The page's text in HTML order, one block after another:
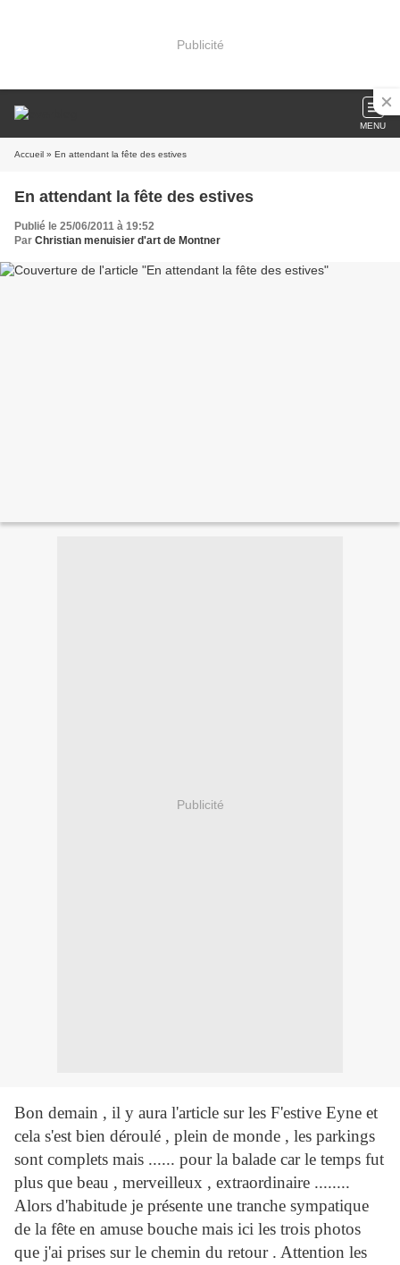
Publicité
MENU
Accueil » En attendant la fête des estives
En attendant la fête des estives
Publié le 25/06/2011 à 19:52
Par Christian menuisier d'art de Montner
Publicité
Bon demain , il y aura l'article sur les F'estive Eyne et
cela s'est bien déroulé , plein de monde , les parkings
sont complets mais ...... pour la balade car le temps fut
plus que beau , merveilleux , extraordinaire ........
Alors d'habitude je présente une tranche sympatique
de la fête en amuse bouche mais ici les trois photos
que j'ai prises sur le chemin du retour . Attention les